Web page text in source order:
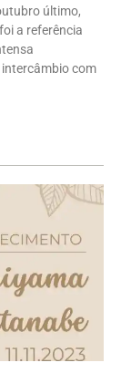
último,
a referência
com